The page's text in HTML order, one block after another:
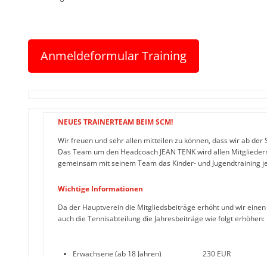
Anmeldeformular Training
NEUES TRAINERTEAM BEIM SCM!
Wir freuen und sehr allen mitteilen zu können, dass wir ab
Das Team um den Headcoach JEAN TENK wird allen
gemeinsam mit seinem Team das Kinder- und Jugendtraining
Wichtige Informationen
Da der Hauptverein die Mitgliedsbeiträge erhöht und wir
auch die Tennisabteilung die Jahresbeiträge wie folgt erhöhen:
Erwachsene (ab 18 Jahren) 230 EUR